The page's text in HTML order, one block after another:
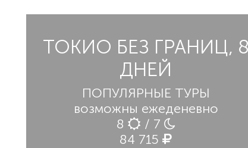
ТОКИО БЕЗ ГРАНИЦ, 8
ДНЕЙ
ПОПУЛЯРНЫЕ ТУРЫ
возможны ежеденевно
8
/ 7
84 715